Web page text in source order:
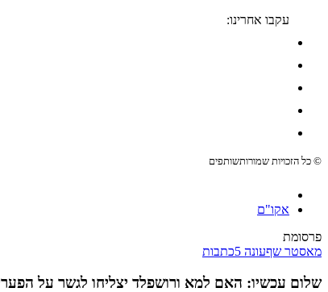
עקבו אחרינו:
© כל הזכויות שמורותשותפים
אקו"ם
פרסומת
מאסטר שףעונה 5 כתבות
שלום עכשיו: האם למא ורושפלד יצליחו לגשר על